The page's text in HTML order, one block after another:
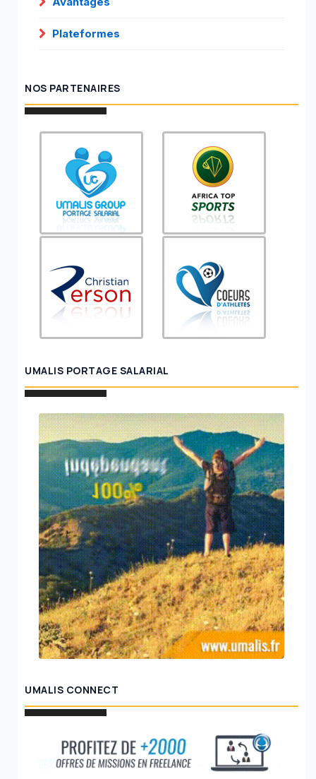
Plateformes
NOS PARTENAIRES
UMALIS PORTAGE SALARIAL
UMALIS CONNECT